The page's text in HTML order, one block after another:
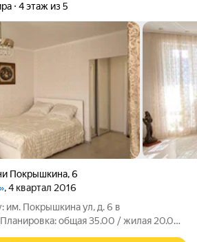
4 этаж из 5
Покрышкина,6
, 4 квартал 2016
им. Покрышкина ул, д. 6 в
общая 35.00 / жилая 20.00